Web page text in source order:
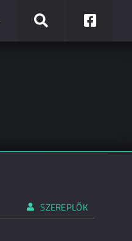
SZEREPLŐK